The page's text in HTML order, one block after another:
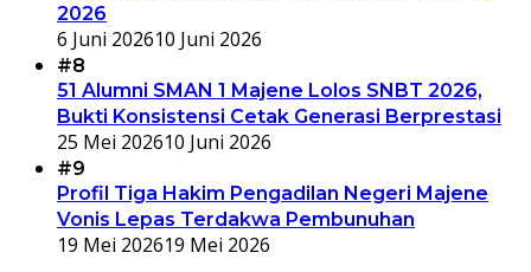
2026
6 Juni 202610 Juni 2026
#8
51 Alumni SMAN 1 Majene Lolos SNBT 2026,
Bukti Konsistensi Cetak Generasi Berprestasi
25 Mei 202610 Juni 2026
#9
Profil Tiga Hakim Pengadilan Negeri Majene
Vonis Lepas Terdakwa Pembunuhan
19 Mei 202619 Mei 2026